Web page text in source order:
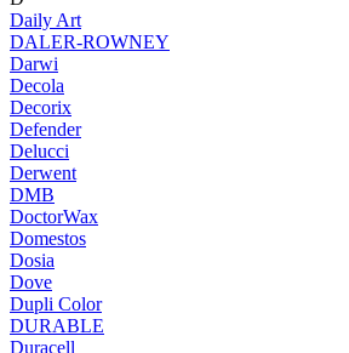
Daily Art
DALER-ROWNEY
Darwi
Decola
Decorix
Defender
Delucci
Derwent
DMB
DoctorWax
Domestos
Dosia
Dove
Dupli Color
DURABLE
Duracell